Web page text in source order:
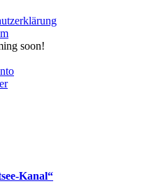
soon!
Kanal“